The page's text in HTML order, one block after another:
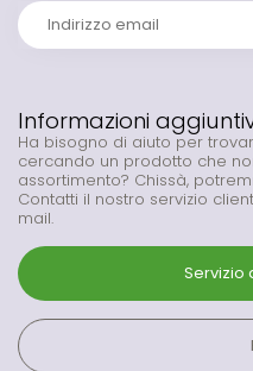
Informazioni
Ha bisogno di aiuto per
cercando un prodotto che
assortimento? Chissà,
Contatti il nostro servizio
mail.
Servizio